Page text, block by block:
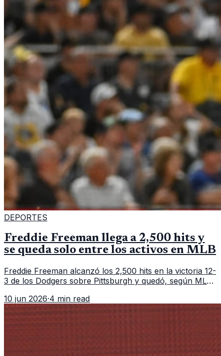
DEPORTES
Freddie Freeman llega a 2,500 hits y
se queda solo entre los activos en MLB
Freddie Freeman alcanzó los 2,500 hits en la victoria 12-
3 de los Dodgers sobre Pittsburgh y quedó, según MLB,
Grandes Ligas.
10 jun 2026·4 min read